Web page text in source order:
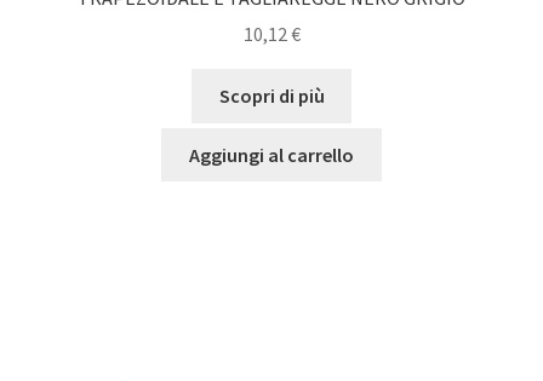
10,12€
Scopri di più
Aggiungi al carrello